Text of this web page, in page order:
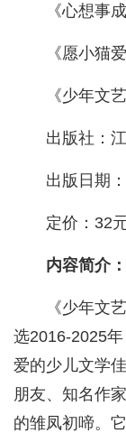
《心想事
《愿小猫
《少年文
出版社：
出版日期
定价：32
内容简介：
《少年文
选2016-2025
爱的少儿文学
朋友、知名作
的雏凤初啼。